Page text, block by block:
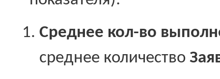
Среднее кол-во
среднее количество